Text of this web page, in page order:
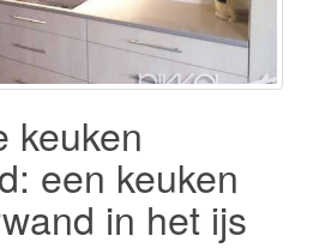
e
keuken
een keuken
in het ijs